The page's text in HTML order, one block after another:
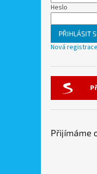
Heslo
PŘIHLÁSIT
Nová registrace
Přijímáme